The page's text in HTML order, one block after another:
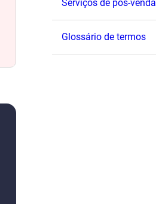
Serviços de pós-venda
Glossário de termos